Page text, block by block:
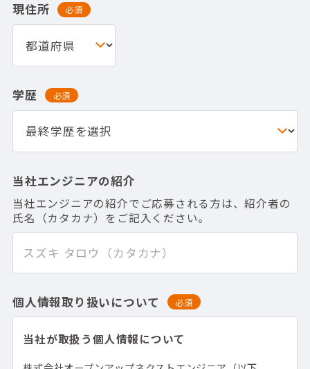
現住所 必須
学歴 必須
当社エンジニアの紹介
当社エンジニアの紹介でご応募される方は、紹介者の
氏名（カタカナ）をご記入ください。
個人情報取り扱いについて 必須
当社が取扱う個人情報について